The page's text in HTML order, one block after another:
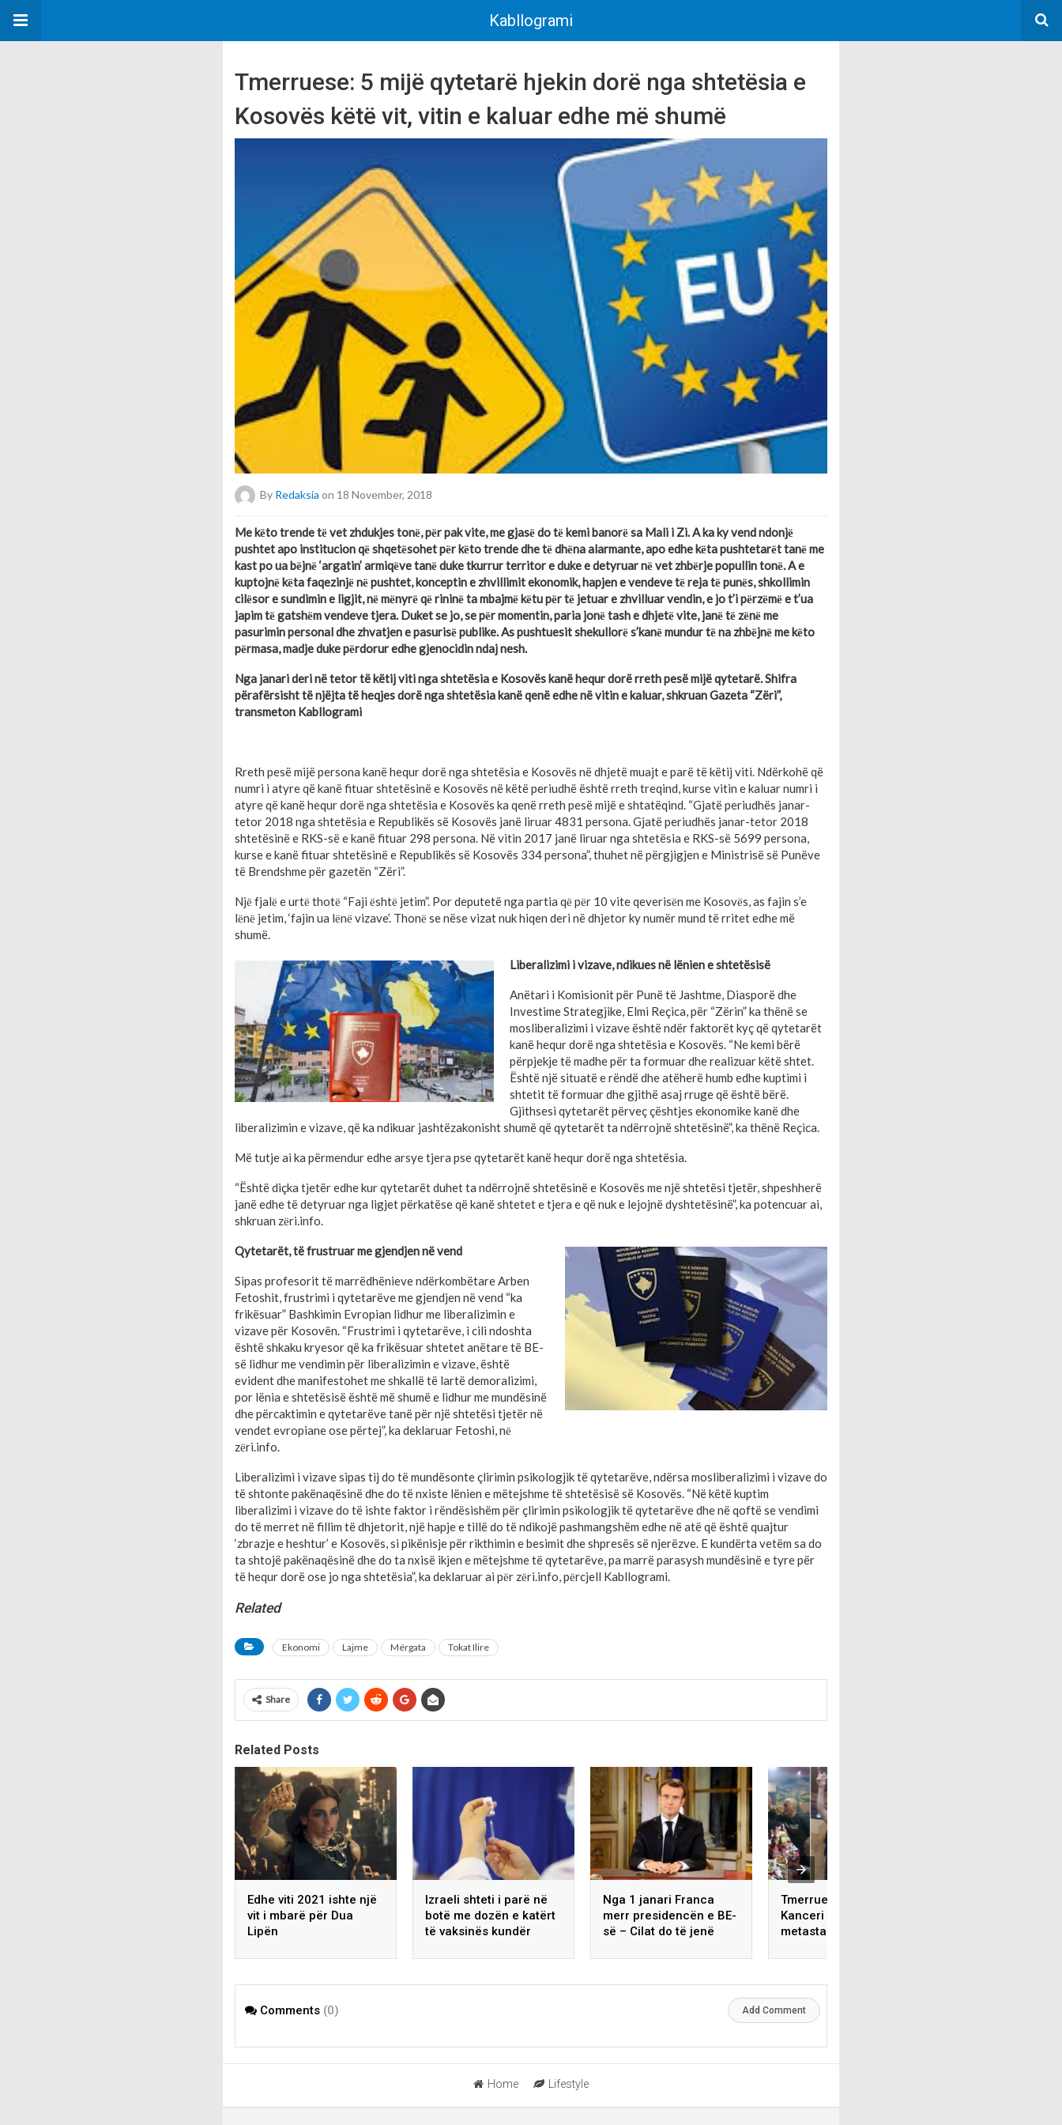
Kabllogrami
Tmerruese: 5 mijë qytetarë hjekin dorë nga shtetësia e
Kosovës kёtё vit, vitin e kaluar edhe mё shumё
By Redaksia on 18 November, 2018
Me kёto trende tё vet zhdukjes tonё, pёr pak vite, me gjasё do tё kemi banorё sa Mali i Zi. A ka ky vend ndonjё
pushtet apo institucion qё shqetёsohet pёr kёto trende dhe tё dhёna alarmante, apo edhe kёta pushtetarёt tanё me
kast po ua bёjnё ‘argatin’ armiqёve tanё duke tkurrur territor e duke e detyruar nё vet zhbёrje popullin tonё. A e
kuptojnё kёta faqezinjё nё pushtet, konceptin e zhvillimit ekonomik, hapjen e vendeve tё reja tё punёs, shkollimin
cilёsor e sundimin e ligjit, nё mёnyrё qё rininё ta mbajmё kёtu pёr tё jetuar e zhvilluar vendin, e jo t’i pёrzёmё e t’ua
japim tё gatshёm vendeve tjera. Duket se jo, se pёr momentin, paria jonё tash e dhjetё vite, janё tё zёnё me
pasurimin personal dhe zhvatjen e pasurisё publike. As pushtuesit shekullorё s’kanё mundur tё na zhbёjnё me kёto
pёrmasa, madje duke pёrdorur edhe gjenocidin ndaj nesh.
Nga janari deri në tetor të këtij viti nga shtetësia e Kosovës kanë hequr dorë rreth pesë mijë qytetarë. Shifra
përafërsisht të njëjta të heqjes dorë nga shtetësia kanë qenë edhe në vitin e kaluar, shkruan Gazeta “Zëri”,
transmeton Kabllogrami
Rreth pesë mijë persona kanë hequr dorë nga shtetësia e Kosovës në dhjetë muajt e parë të këtij viti. Ndërkohë që
numri i atyre që kanë fituar shtetësinë e Kosovës në këtë periudhë është rreth treqind, kurse vitin e kaluar numri i
atyre që kanë hequr dorë nga shtetësia e Kosovës ka qenë rreth pesë mijë e shtatëqind. “Gjatë periudhës janar-
tetor 2018 nga shtetësia e Republikës së Kosovës janë liruar 4831 persona. Gjatë periudhës janar-tetor 2018
shtetësinë e RKS-së e kanë fituar 298 persona. Në vitin 2017 janë liruar nga shtetësia e RKS-së 5699 persona,
kurse e kanë fituar shtetësinë e Republikës së Kosovës 334 persona”, thuhet në përgjigjen e Ministrisë së Punëve
të Brendshme për gazetën “Zëri”.
Njё fjalё e urtё thotё “Faji ёshtё jetim”. Por deputetë nga partia qё pёr 10 vite qeverisёn me Kosovёs, as fajin s’e
lёnё jetim, ‘fajin ua lёnё vizave’. Thonё se nëse vizat nuk hiqen deri në dhjetor ky numër mund të rritet edhe më
shumë.
Liberalizimi i vizave, ndikues në lënien e shtetësisë
Anëtari i Komisionit për Punë të Jashtme, Diasporë dhe
Investime Strategjike, Elmi Reçica, për “Zërin” ka thënë se
mosliberalizimi i vizave është ndër faktorët kyç që qytetarët
kanë hequr dorë nga shtetësia e Kosovës. “Ne kemi bërë
përpjekje të madhe për ta formuar dhe realizuar këtë shtet.
Është një situatë e rëndë dhe atëherë humb edhe kuptimi i
shtetit të formuar dhe gjithë asaj rruge që është bërë.
Gjithsesi qytetarët përveç çështjes ekonomike kanë dhe
liberalizimin e vizave, që ka ndikuar jashtëzakonisht shumë që qytetarët ta ndërrojnë shtetësinë”, ka thënë Reçica.
Më tutje ai ka përmendur edhe arsye tjera pse qytetarët kanë hequr dorë nga shtetësia.
“Është diçka tjetër edhe kur qytetarët duhet ta ndërrojnë shtetësinë e Kosovës me një shtetësi tjetër, shpeshherë
janë edhe të detyruar nga ligjet përkatëse që kanë shtetet e tjera e që nuk e lejojnë dyshtetësinë”, ka potencuar ai,
shkruan zёri.info.
Qytetarët, të frustruar me gjendjen në vend
Sipas profesorit të marrëdhënieve ndërkombëtare Arben
Fetoshit, frustrimi i qytetarëve me gjendjen në vend “ka
frikësuar” Bashkimin Evropian lidhur me liberalizimin e
vizave për Kosovën. “Frustrimi i qytetarëve, i cili ndoshta
është shkaku kryesor që ka frikësuar shtetet anëtare të BE-
së lidhur me vendimin për liberalizimin e vizave, është
evident dhe manifestohet me shkallë të lartë demoralizimi,
por lënia e shtetësisë është më shumë e lidhur me mundësinë
dhe përcaktimin e qytetarëve tanë për një shtetësi tjetër në
vendet evropiane ose përtej”, ka deklaruar Fetoshi, nё
zёri.info.
Liberalizimi i vizave sipas tij do të mundësonte çlirimin psikologjik të qytetarëve, ndërsa mosliberalizimi i vizave do
të shtonte pakënaqësinë dhe do të nxiste lënien e mëtejshme të shtetësisë së Kosovës. “Në këtë kuptim
liberalizimi i vizave do të ishte faktor i rëndësishëm për çlirimin psikologjik të qytetarëve dhe në qoftë se vendimi
do të merret në fillim të dhjetorit, një hapje e tillë do të ndikojë pashmangshëm edhe në atë që është quajtur
‘zbrazje e heshtur’ e Kosovës, si pikënisje për rikthimin e besimit dhe shpresës së njerëzve. E kundërta vetëm sa do
ta shtojë pakënaqësinë dhe do ta nxisë ikjen e mëtejshme të qytetarëve, pa marrë parasysh mundësinë e tyre për
të hequr dorë ose jo nga shtetësia”, ka deklaruar ai pёr zёri.info, pёrcjell Kabllogrami.
Related
Ekonomi Lajme Mërgata Tokat Ilire
Share
Related Posts
Edhe viti 2021 ishte një
vit i mbarë për Dua
Lipën
Izraeli shteti i parë në
botë me dozën e katërt
të vaksinës kundër
Nga 1 janari Franca
merr presidencën e BE-
së – Cilat do të jenë
presidencës
Tmerruese: Serbia –
Kanceri i Ballkanit
metastazon për Vitin e
Comments (0) Add Comment
Home Lifestyle